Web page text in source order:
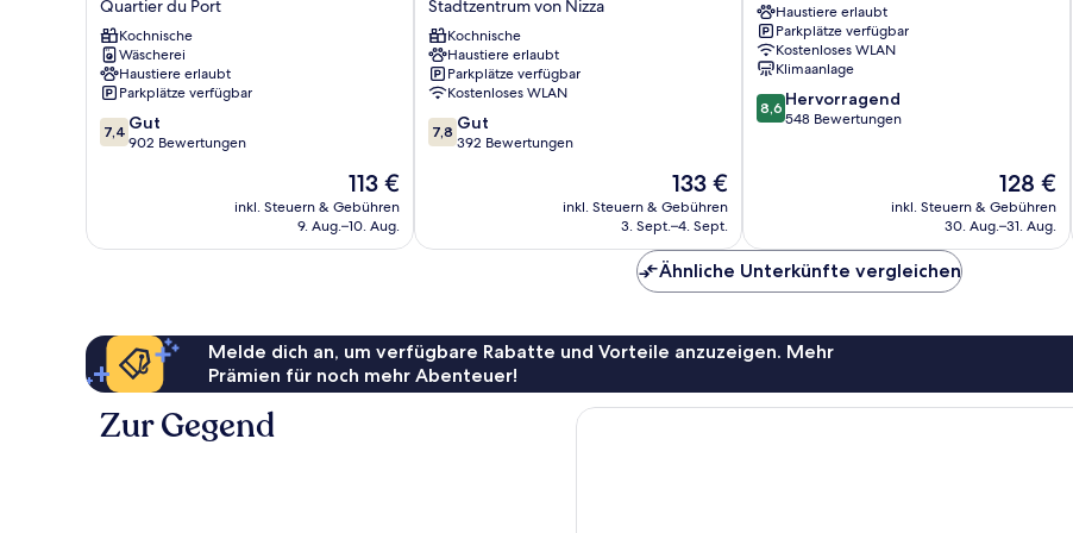
Nice
Garibaldi
Quartier
du
Port
Quartier du Port
Kochnische
Wäscherei
Haustiere erlaubt
Parkplätze verfügbar
7.4
von
7,4 Gut
902 Bewertungen
Der
Preis
beträgt
113 €
inkl. Steuern & Gebühren
9. Aug.–10. Aug.
-
Nice
Centre
Stadtzentrum
von
Nizza
Stadtzentrum von Nizza
Kochnische
Haustiere erlaubt
Parkplätze verfügbar
Kostenloses WLAN
7.8
von
7,8 Gut
392 Bewertungen
Der
Preis
beträgt
133 €
inkl. Steuern & Gebühren
3. Sept.–4. Sept.
Town
Riquier
Haustiere erlaubt
Parkplätze verfügbar
Kostenloses WLAN
Klimaanlage
8.6
von
8,6 Hervorragend
548 Bewertungen
Der
Preis
beträgt
128 €
inkl. Steuern & Gebühren
30. Aug.–31. Aug.
Ähnliche Unterkünfte vergleichen
Melde dich an, um verfügbare Rabatte und Vorteile anzuzeigen. Mehr
Prämien für noch mehr Abenteuer!
Zur Gegend